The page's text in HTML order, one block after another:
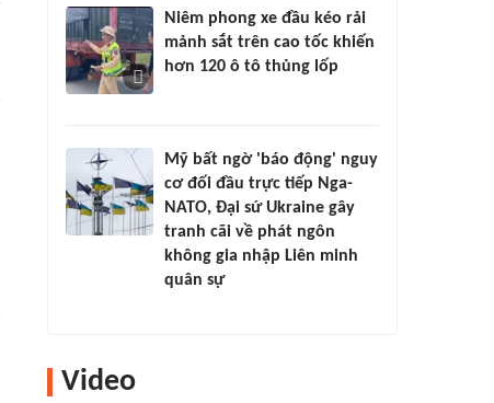
Niêm phong xe đầu kéo rải
mảnh sắt trên cao tốc khiến
hơn 120 ô tô thủng lốp
Mỹ bất ngờ 'báo động' nguy
cơ đối đầu trực tiếp Nga-
NATO, Đại sứ Ukraine gây
tranh cãi về phát ngôn
không gia nhập Liên minh
quân sự
Video